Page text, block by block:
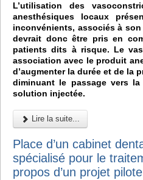
L’utilisation des
anesthésiques locaux
inconvénients, associés à
devrait donc être pris en
patients dits à risque. Le
association avec le produit
d’augmenter la durée et de la
diminuant le passage vers
solution injectée.
Lire la suite...
Place d’un cabinet
spécialisé pour le
propos d’un projet pilote